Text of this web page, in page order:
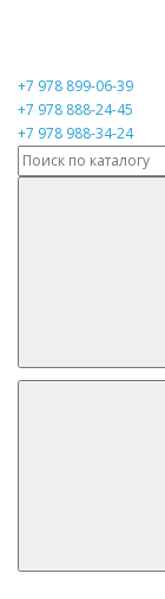
+7 978 899-06-39
+7 978 888-24-45
+7 978 988-34-24